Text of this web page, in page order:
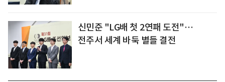
신민준 "LG배 첫 2연패 도전"…
전주서 세계 바둑 별들 결전